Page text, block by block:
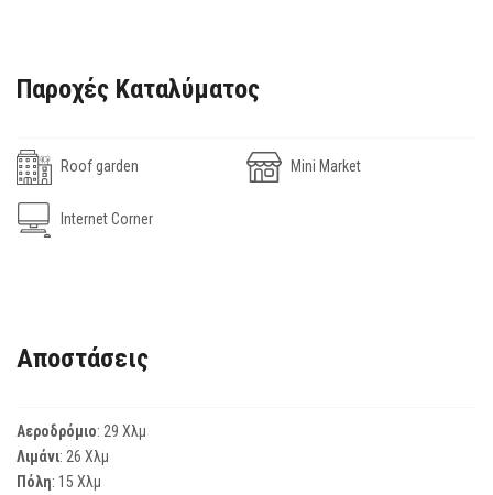
Παροχές Καταλύματος
Roof garden Mini Market
Internet Corner
Αποστάσεις
Αεροδρόμιο: 29 Χλμ
Λιμάνι: 26 Χλμ
Πόλη: 15 Χλμ